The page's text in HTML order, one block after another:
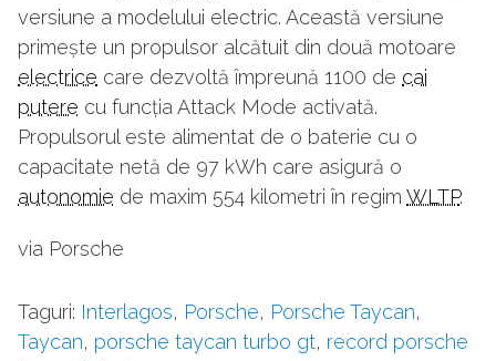
versiune a modelului electric. Această versiune
primește un propulsor alcătuit din două motoare
electrice care dezvoltă împreună 1100 de cai
putere cu funcția Attack Mode activată.
Propulsorul este alimentat de o baterie cu o
capacitate netă de 97 kWh care asigură o
autonomie de maxim 554 kilometri în regim WLTP.
via Porsche
Taguri: Interlagos, Porsche, Porsche Taycan,
Taycan, porsche taycan turbo gt, record porsche